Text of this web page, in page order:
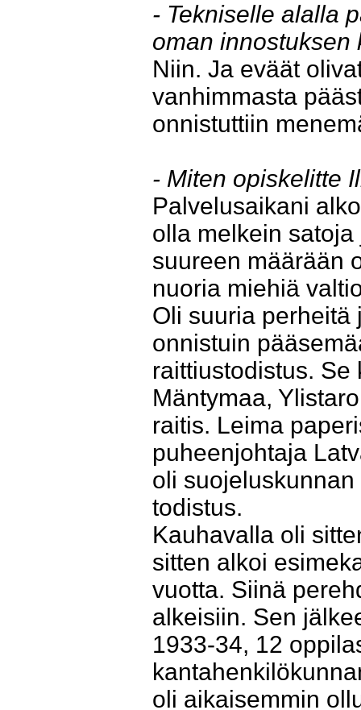
- Tekniselle alalla
oman innostuksen
Niin. Ja eväät
vanhimmasta
onnistuttiin
- Miten opiskelitte
Palvelusaikani
olla melkein
suureen määrään
nuoria miehiä
Oli suuria perheitä
onnistuin
raittiustodistus.
Mäntymaa,
raitis. Leima
puheenjohtaja
oli
todistus.
Kauhavalla oli
sitten alkoi
vuotta. Siinä
alkeisiin. Sen
1933-34, 12
oli aikaisemmin